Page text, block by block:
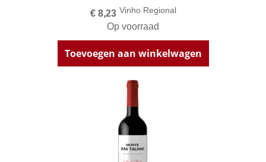
€ 8,23 Vinho Regional
Op voorraad
Toevoegen aan winkelwagen